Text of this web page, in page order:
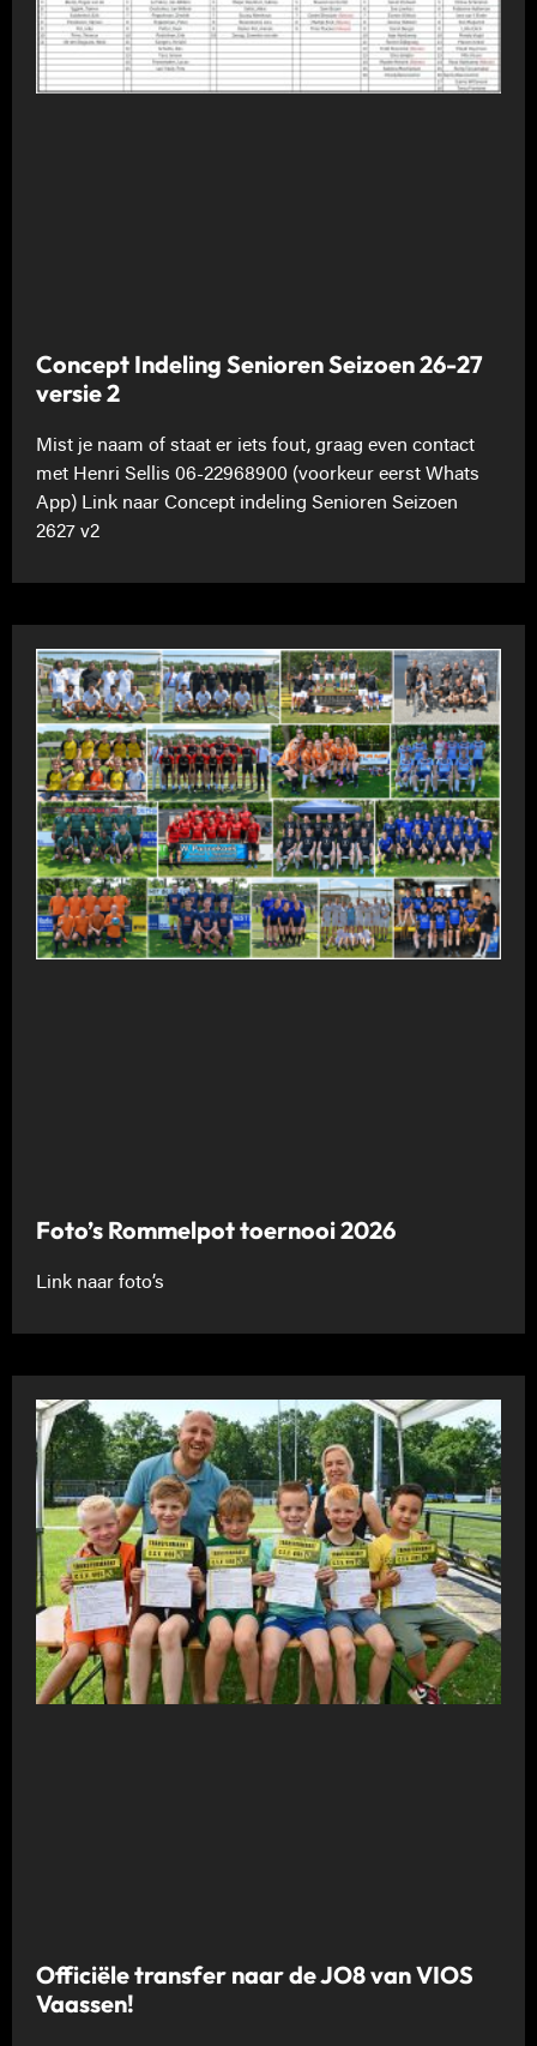
Concept Indeling Senioren Seizoen 26-27
versie 2
Mist je naam of staat er iets fout, graag even contact
met Henri Sellis 06-22968900 (voorkeur eerst Whats
App) Link naar Concept indeling Senioren Seizoen
2627 v2
Foto’s Rommelpot toernooi 2026
Link naar foto’s
Officiële transfer naar de JO8 van VIOS
Vaassen!